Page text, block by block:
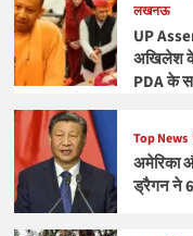
लखनऊ
UP
अखिलेश के
PDA के
Top News
अमेरिका
ड्रैगन ने 6